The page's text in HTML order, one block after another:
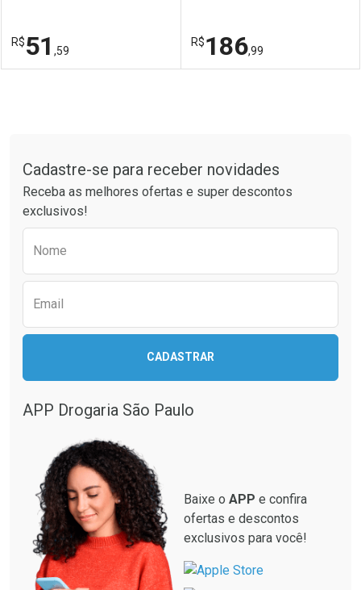
R$51 ,59
Ativar Desconto
Comprar sem Desconto
Por R$ 51,59/cada
R$186,99
Ativar Desconto
Comprar sem Desconto
Por R$ 186,99/cada
Cadastre-se para receber novidades
Receba as melhores ofertas e super descontos
exclusivos!
Nome
Email
CADASTRAR
APP Drogaria São Paulo
Baixe o APP e confira
ofertas e descontos
exclusivos para você!